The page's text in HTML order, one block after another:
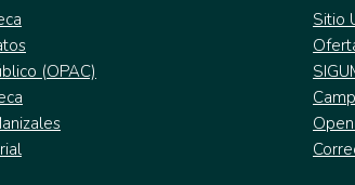
(OPAC)
Sitio